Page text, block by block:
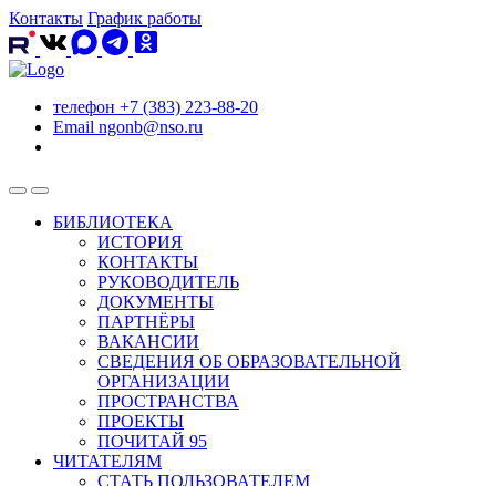
Контакты График работы
телефон +7 (383) 223-88-20
Email ngonb@nso.ru
БИБЛИОТЕКА
ИСТОРИЯ
КОНТАКТЫ
РУКОВОДИТЕЛЬ
ДОКУМЕНТЫ
ПАРТНЁРЫ
ВАКАНСИИ
СВЕДЕНИЯ ОБ ОБРАЗОВАТЕЛЬНОЙ
ОРГАНИЗАЦИИ
ПРОСТРАНСТВА
ПРОЕКТЫ
ПОЧИТАЙ 95
ЧИТАТЕЛЯМ
СТАТЬ ПОЛЬЗОВАТЕЛЕМ